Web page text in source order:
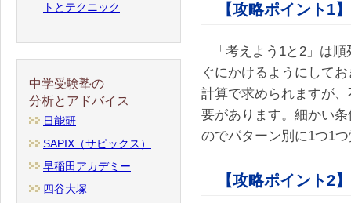
【攻略ポイント1】
「考えよう1と2」は
ぐにかけるようにして
計算で求められますが
要があります。細かい
のでパターン別に1つ1
【攻略ポイント2】
トとテクニック
中学受験塾の
分析とアドバイス
日能研
SAPIX（サピックス）
早稲田アカデミー
四谷大塚